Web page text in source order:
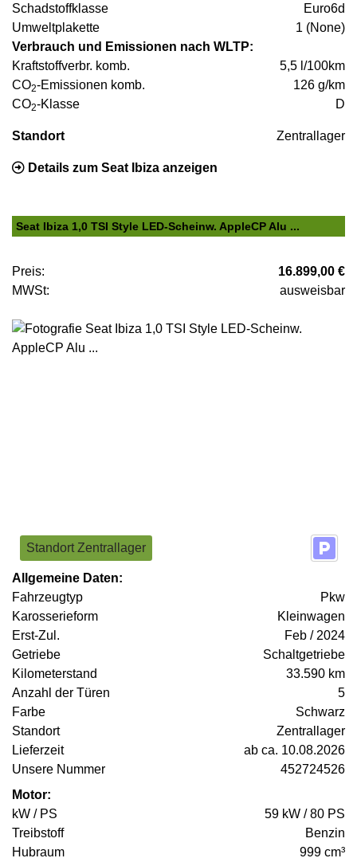
Schadstoffklasse
Euro6d
Umweltplakette
1 (None)
Verbrauch und Emissionen nach WLTP:
Kraftstoffverbr. komb.
5,5 l/100km
CO2-Emissionen komb.
126 g/km
CO2-Klasse D
Standort Zentrallager
Details zum Seat Ibiza anzeigen
Seat Ibiza 1,0 TSI Style LED-Scheinw. AppleCP Alu ...
Preis:
16.899,00 €
MWSt:
ausweisbar
Standort Zentrallager
Allgemeine Daten:
Fahrzeugtyp
Pkw
Karosserieform
Kleinwagen
Erst-Zul.
Feb / 2024
Getriebe
Schaltgetriebe
Kilometerstand
33.590 km
Anzahl der Türen
5
Farbe
Schwarz
Standort
Zentrallager
Lieferzeit
ab ca. 10.08.2026
Unsere Nummer
452724526
Motor:
kW / PS
59 kW / 80 PS
Treibstoff
Benzin
Hubraum
999 cm³